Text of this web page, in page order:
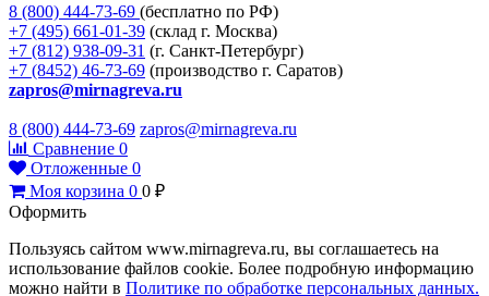
8 (800) 444-73-69 (бесплатно по РФ)
+7 (495) 661-01-39 (склад г. Москва)
+7 (812) 938-09-31 (г. Санкт-Петербург)
+7 (8452) 46-73-69 (производство г. Саратов)
zapros@mirnagreva.ru
8 (800) 444-73-69 zapros@mirnagreva.ru
Сравнение 0
Отложенные 0
Моя корзина 0 0 ₽
Оформить
Пользуясь сайтом www.mirnagreva.ru, вы соглашаетесь на
использование файлов cookie. Более подробную информацию
можно найти в Политике по обработке персональных данных.